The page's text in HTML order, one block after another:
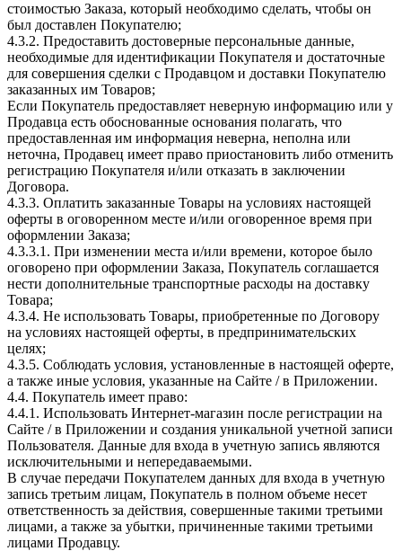
стоимостью Заказа, который необходимо сделать, чтобы он
был доставлен Покупателю;
4.3.2. Предоставить достоверные персональные данные,
необходимые для идентификации Покупателя и достаточные
для совершения сделки с Продавцом и доставки Покупателю
заказанных им Товаров;
Если Покупатель предоставляет неверную информацию или у
Продавца есть обоснованные основания полагать, что
предоставленная им информация неверна, неполна или
неточна, Продавец имеет право приостановить либо отменить
регистрацию Покупателя и/или отказать в заключении
Договора.
4.3.3. Оплатить заказанные Товары на условиях настоящей
оферты в оговоренном месте и/или оговоренное время при
оформлении Заказа;
4.3.3.1. При изменении места и/или времени, которое было
оговорено при оформлении Заказа, Покупатель соглашается
нести дополнительные транспортные расходы на доставку
Товара;
4.3.4. Не использовать Товары, приобретенные по Договору
на условиях настоящей оферты, в предпринимательских
целях;
4.3.5. Соблюдать условия, установленные в настоящей оферте,
а также иные условия, указанные на Сайте / в Приложении.
4.4. Покупатель имеет право:
4.4.1. Использовать Интернет-магазин после регистрации на
Сайте / в Приложении и создания уникальной учетной записи
Пользователя. Данные для входа в учетную запись являются
исключительными и непередаваемыми.
В случае передачи Покупателем данных для входа в учетную
запись третьим лицам, Покупатель в полном объеме несет
ответственность за действия, совершенные такими третьими
лицами, а также за убытки, причиненные такими третьими
лицами Продавцу.